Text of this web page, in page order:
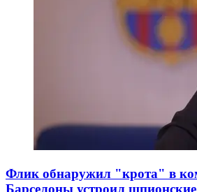
Флик обнаружил "крота" в
Барселоны устроил